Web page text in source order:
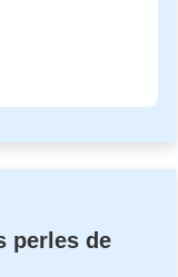
perles de